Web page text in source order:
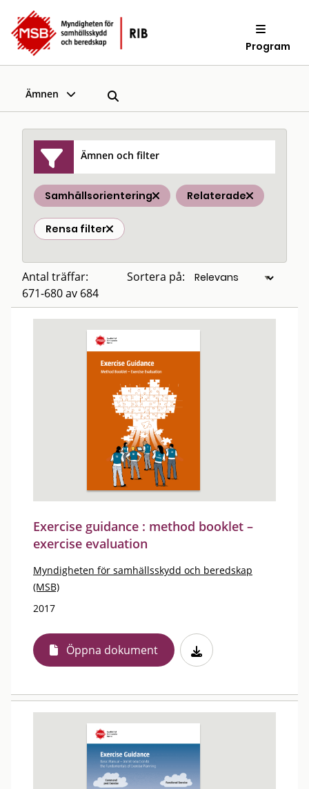
Program
Ämnen
Ämnen och filter
Samhällsorientering Relaterade
Rensa filter
Antal träffar:
671-680 av 684
Sortera på:
Exercise guidance : method booklet –
exercise evaluation
Myndigheten för samhällsskydd och beredskap
(MSB)
2017
Öppna dokument